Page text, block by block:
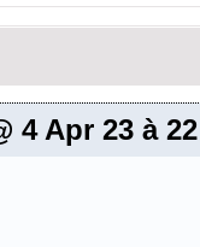
4 Apr 23 à